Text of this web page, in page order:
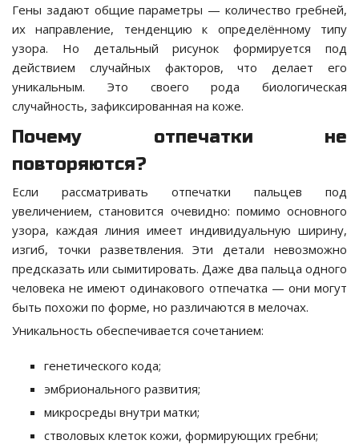
Гены задают общие параметры — количество гребней,
их направление, тенденцию к определённому типу
узора. Но детальный рисунок формируется под
действием случайных факторов, что делает его
уникальным. Это своего рода биологическая
случайность, зафиксированная на коже.
Почему отпечатки не
повторяются?
Если рассматривать отпечатки пальцев под
увеличением, становится очевидно: помимо основного
узора, каждая линия имеет индивидуальную ширину,
изгиб, точки разветвления. Эти детали невозможно
предсказать или сымитировать. Даже два пальца одного
человека не имеют одинакового отпечатка — они могут
быть похожи по форме, но различаются в мелочах.
Уникальность обеспечивается сочетанием:
генетического кода;
эмбрионального развития;
микросреды внутри матки;
стволовых клеток кожи, формирующих гребни;